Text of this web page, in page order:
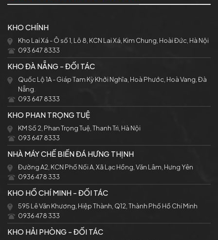
KHO CHÍNH
Kho Lai Xá - Ô số 1, Lô 8, KCN Lai Xá, Kim Chung, Hoài Đức, Hà Nội
093 647 8333
KHO ĐÀ NẴNG - ĐỐI TÁC
Quốc Lộ 1A - Giáp Tam Kỳ Khởi Nghĩa, Hoà Phước, Hoà Vang, Đà
Nẵng.
093 647 8333
KHO PHAN TRỌNG TUỆ
KM Số 2, Phan Trọng Tuệ, Thanh Trì, Hà Nội
093 647 8333
NHÀ MÁY CHẾ BIẾN ĐÁ HƯNG THỊNH
Đường A2, KCN Phố Nối A, Xã Lạc Hồng, Văn Lâm, Hưng Yên
0936 478 333
KHO HỒ CHÍ MINH - ĐỐI TÁC
595 Lê Văn Khương, Hiệp Thành, Q12, Thành Phố Hồ Chí Minh
0936 478 333
KHO HẢI PHÒNG - ĐỐI TÁC